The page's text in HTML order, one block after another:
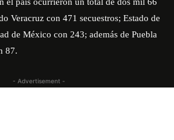
Veracruz con 471 secuestros; Estado de
de México con 243; además de Puebla
87.
- Advertisement -